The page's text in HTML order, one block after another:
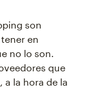
son
en
no lo son.
que
a la hora de la